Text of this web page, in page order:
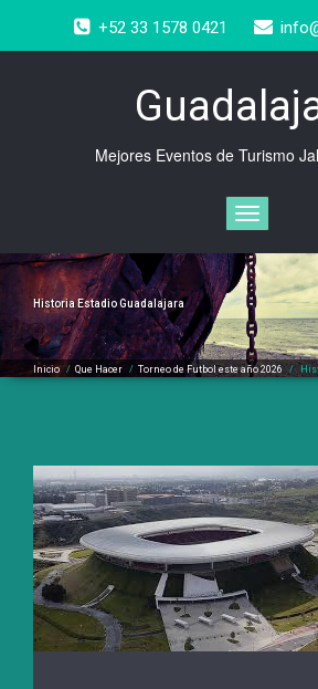
contenido
+52 33 1578 0421
Mejores Eventos de Turismo
Cambiar
navegación
Historia Estadio Guadalajara
Inicio / Que Hacer / Torneo de Futbol este año 2026 /